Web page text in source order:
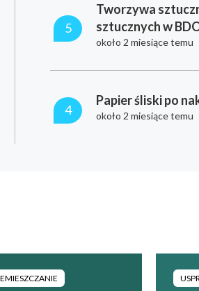
5
Tworzywa
sztucznych w
około 2 miesiące temu
4
Papier śliski po
około 2 miesiące temu